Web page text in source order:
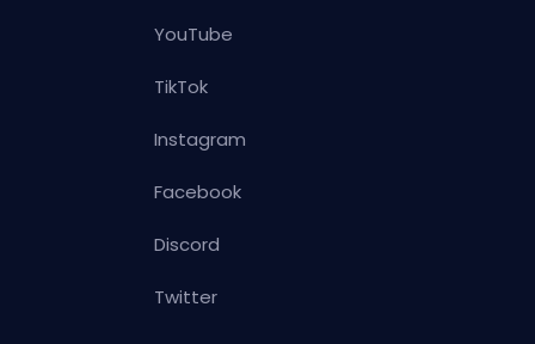
YouTube
TikTok
Instagram
Facebook
Discord
Twitter